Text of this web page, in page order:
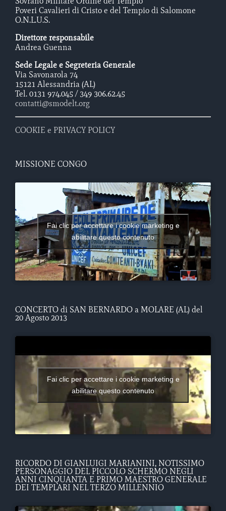
Poveri Cavalieri di Cristo e del Tempio di Salomone
O.N.L.U.S.
Direttore responsabile
Andrea Guenna
Sede Legale e Segreteria Generale
Via Savonarola 74
15121 Alessandria (AL)
Tel. 0131 974.045 / 349 306.62.45
contatti@smodelt.org
COOKIE e PRIVACY POLICY
MISSIONE CONGO
Fai clic per accettare i cookie marketing e
abilitare questo contenuto
CONCERTO di SAN BERNARDO a MOLARE (AL) del
20 Agosto 2013
Fai clic per accettare i cookie marketing e
abilitare questo contenuto
RICORDO DI GIANLUIGI MARIANINI, NOTISSIMO
PERSONAGGIO DEL PICCOLO SCHERMO NEGLI
ANNI CINQUANTA E PRIMO MAESTRO GENERALE
DEI TEMPLARI NEL TERZO MILLENNIO